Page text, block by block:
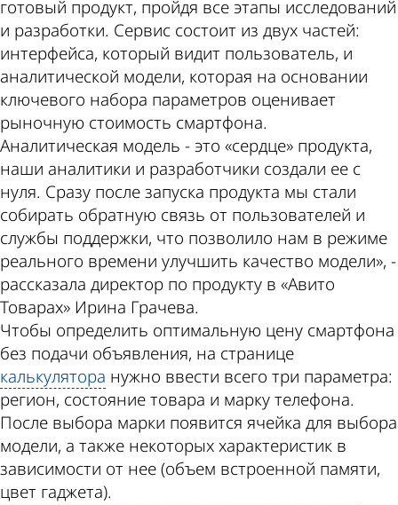
готовый продукт, пройдя все этапы исследований
и разработки. Сервис состоит из двух частей:
интерфейса, который видит пользователь, и
аналитической модели, которая на основании
ключевого набора параметров оценивает
рыночную стоимость смартфона.
Аналитическая модель - это «сердце» продукта,
наши аналитики и разработчики создали ее с
нуля. Сразу после запуска продукта мы стали
собирать обратную связь от пользователей и
службы поддержки, что позволило нам в режиме
реального времени улучшить качество модели», -
рассказала директор по продукту в «Авито
Товарах» Ирина Грачева.
Чтобы определить оптимальную цену смартфона
без подачи объявления, на странице
калькулятора нужно ввести всего три параметра:
регион, состояние товара и марку телефона.
После выбора марки появится ячейка для выбора
модели, а также некоторых характеристик в
зависимости от нее (объем встроенной памяти,
цвет гаджета).